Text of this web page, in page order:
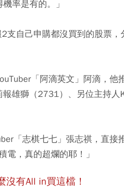
率是有的。」
支自己申購都沒買到的股票，
「阿滴英文」阿滴，
雄獅（2731）、另位主持人
「志棋七七」張志祺，直接
電，真的超爛的耶！」
有All in買這檔！